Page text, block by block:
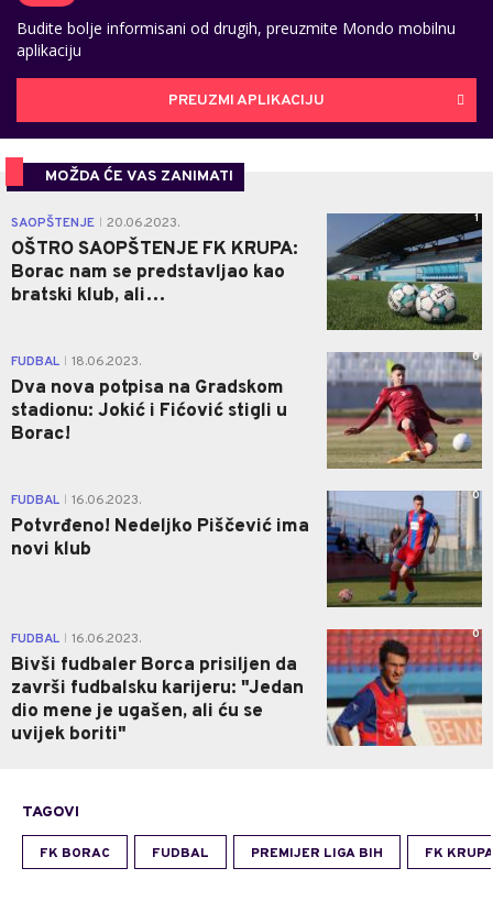
Budite bolje informisani od drugih, preuzmite Mondo mobilnu
aplikaciju
PREUZMI APLIKACIJU
MOŽDA ĆE VAS ZANIMATI
SAOPŠTENJE 20.06.2023.
OŠTRO SAOPŠTENJE FK KRUPA:
Borac nam se predstavljao kao
bratski klub, ali…
1
FUDBAL 18.06.2023.
Dva nova potpisa na Gradskom
stadionu: Jokić i Fićović stigli u
Borac!
0
FUDBAL 16.06.2023.
Potvrđeno! Nedeljko Piščević ima
novi klub
0
FUDBAL 16.06.2023.
Bivši fudbaler Borca prisiljen da
završi fudbalsku karijeru: "Jedan
dio mene je ugašen, ali ću se
uvijek boriti"
0
TAGOVI
FK BORAC FUDBAL PREMIJER LIGA BIH FK KRUPA